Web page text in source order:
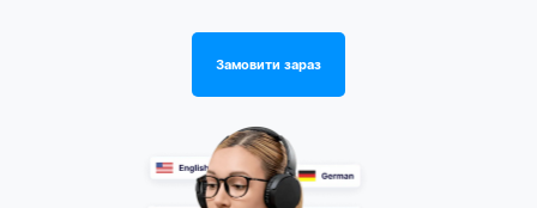
Замовити зараз